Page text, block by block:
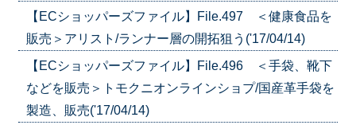
【ECショッパーズファイル】File.497 ＜健康食品を
販売＞アリスト/ランナー層の開拓狙う('17/04/14)
【ECショッパーズファイル】File.496 ＜手袋、靴下
などを販売＞トモクニオンラインショプ/国産革手袋を
製造、販売('17/04/14)